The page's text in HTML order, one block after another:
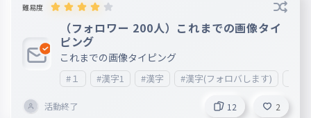
難易度
（フォロワー 200人）これまでの画像タイ
ピング
これまでの画像タイピング
#１ #漢字1 #漢字 #漢字(フォロバします)
活動終了 12 2